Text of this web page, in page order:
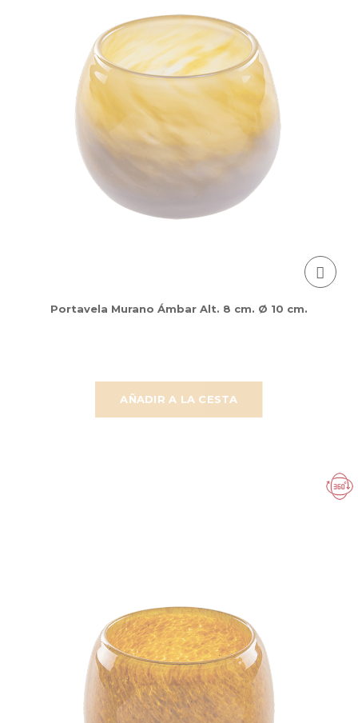
AÑADIR A LA CESTA
Portavela Murano Ámbar Alt. 8 cm. Ø 10 cm.